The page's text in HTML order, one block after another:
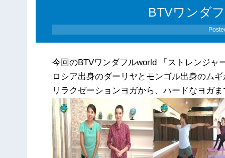
BTVワンダ
今回のBTVワンダフルworld 「ストレンジ
ロシア出身のダーリヤとモンゴル出身のム
リラクゼーションヨガから、ハードなヨガ